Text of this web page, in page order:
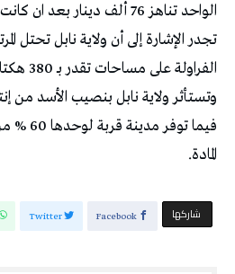
الواحد تناهز 76 ألف دينار بعد ان كانت في حدود 50 ألف هكتار.
تجدر الإشارة إلى أن ولاية نابل تحتل
الفراولة على مساحات تقدر بـ 380 هكتار خلال الموسم الحالي.
فيما
المادة.
‫‫ شاركها‬ Facebook
Twitter